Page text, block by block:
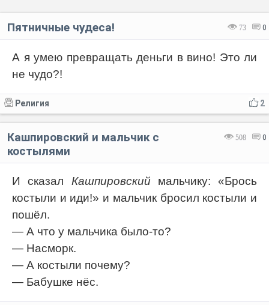
73 0
Пятничные чудеса!
А я умею превращать деньги в вино! Это ли
не чудо?!
2
Религия
508 0
Кашпировский и мальчик с
костылями
И сказал Кашпировский мальчику: «Брось
костыли и иди!» и мальчик бросил костыли и
пошёл.
— А что у мальчика было-то?
— Насморк.
— А костыли почему?
— Бабушке нёс.